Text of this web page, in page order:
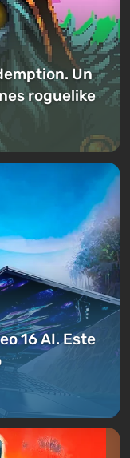
Un
roguelike
16 AI. Este